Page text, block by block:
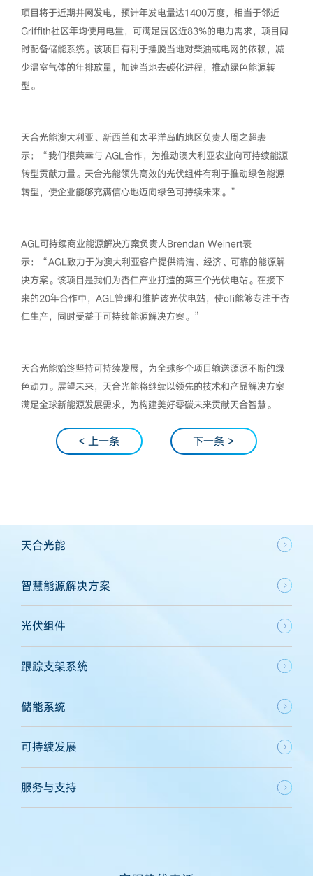
项目将于近期并网发电，预计年发电量达1400万度，相当于邻近
Griffith社区年均使用电量，可满足园区近83%的电力需求，项目同
时配备储能系统。该项目有利于摆脱当地对柴油或电网的依赖，减
少温室气体的年排放量，加速当地去碳化进程，推动绿色能源转
型。
天合光能澳大利亚、新西兰和太平洋岛屿地区负责人周之超表
示：“我们很荣幸与 AGL合作，为推动澳大利亚农业向可持续能源
转型贡献力量。天合光能领先高效的光伏组件有利于推动绿色能源
转型，使企业能够充满信心地迈向绿色可持续未来。”
AGL可持续商业能源解决方案负责人Brendan Weinert表
示：“AGL致力于为澳大利亚客户提供清洁、经济、可靠的能源解
决方案。该项目是我们为杏仁产业打造的第三个光伏电站。在接下
来的20年合作中，AGL管理和维护该光伏电站，使ofi能够专注于杏
仁生产，同时受益于可持续能源解决方案。”
天合光能始终坚持可持续发展，为全球多个项目输送源源不断的绿
色动力。展望未来，天合光能将继续以领先的技术和产品解决方案
满足全球新能源发展需求，为构建美好零碳未来贡献天合智慧。
< 上一条 下一条 >
天合光能
智慧能源解决方案
光伏组件
跟踪支架系统
储能系统
可持续发展
服务与支持